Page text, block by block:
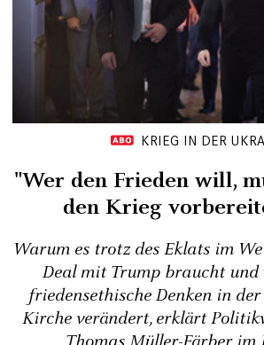
KRIEG IN DER
"Wer den Frieden will,
den Krieg
Warum es trotz des Eklats im
Deal mit Trump braucht und
friedensethische Denken in
Kirche verändert, erklärt